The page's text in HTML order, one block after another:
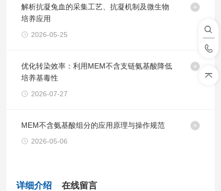
解析抗凝兔血的采集工艺、抗凝机制及微生物
培养应用
2026-05-25
优化转染效率：利用MEM不含支链氨基酸降低
培养基毒性
2026-07-27
MEM不含氨基酸组分的应用原理与操作规范
2026-05-06
详细介绍 在线留言